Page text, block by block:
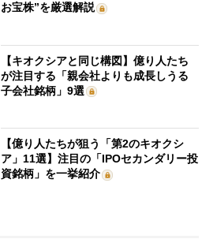
お宝株”を厳選解説
【キオクシアと同じ構図】億り人たち
が注目する「親会社よりも成長しうる
子会社銘柄」9選
【億り人たちが狙う「第2のキオクシ
ア」11選】注目の「IPOセカンダリー投
資銘柄」を一挙紹介